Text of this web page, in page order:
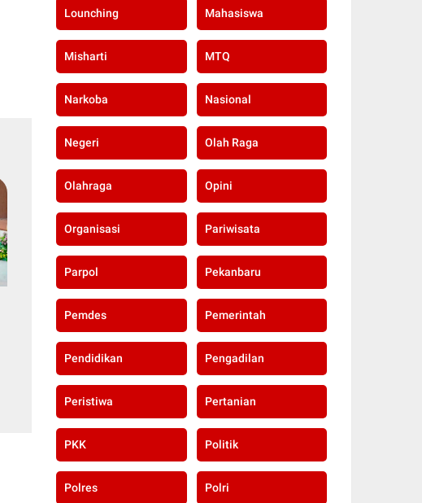
Lounching Mahasiswa
Misharti MTQ
Narkoba Nasional
Negeri Olah Raga
Olahraga Opini
Organisasi Pariwisata
Parpol Pekanbaru
Pemdes Pemerintah
Pendidikan Pengadilan
Peristiwa Pertanian
PKK Politik
Polres Polri